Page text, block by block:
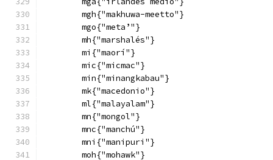
        mgh{"makhuwa-meetto"}
        mgo{"meta’"}
        mh{"marshalés"}
        mi{"maorí"}
        mic{"micmac"}
        min{"minangkabau"}
        mk{"macedonio"}
        ml{"malayalam"}
        mn{"mongol"}
        mnc{"manchú"}
        mni{"manipuri"}
        moh{"mohawk"}